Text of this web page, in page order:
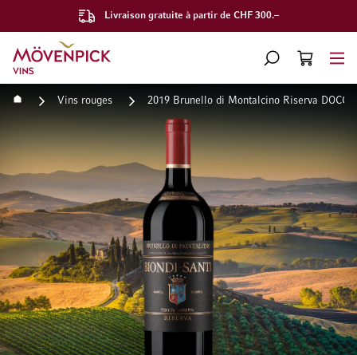
Livraison gratuite à partir de CHF 300.–
Aller à la page d'accueil
CHERCHERPANIER
Accueil Vins rouges 2019 Brunello di Montalcino Riserva DOCG
Passer à la fin de la galerie d’images